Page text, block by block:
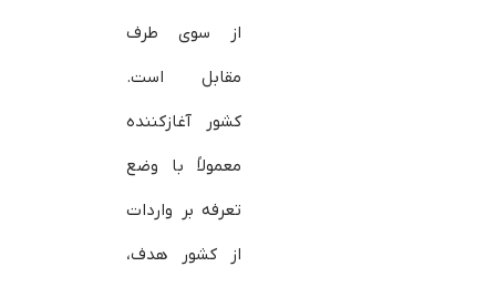
از سوی طرف
مقابل است.
کشور آغازکننده
معمولاً با وضع
تعرفه بر واردات
از کشور هدف،